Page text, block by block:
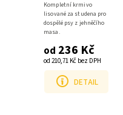
od 210,71 Kč bez DPH
od 236 Kč
DETAIL
Kompletní krmivo
lisované za studena pro
dospělé psy z jehněčího
masa.